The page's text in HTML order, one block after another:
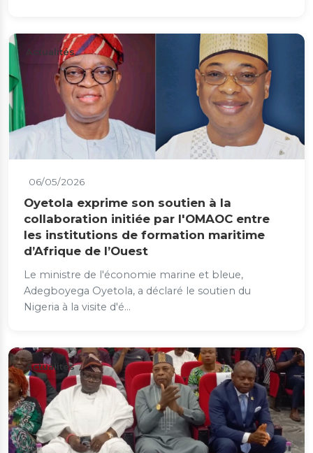
Actualités
06/05/2026
Oyetola exprime son soutien à la
collaboration initiée par l'OMAOC entre
les institutions de formation maritime
d’Afrique de l’Ouest
Le ministre de l'économie marine et bleue,
Adegboyega Oyetola, a déclaré le soutien du
Nigeria à la visite d'é...
Actualités